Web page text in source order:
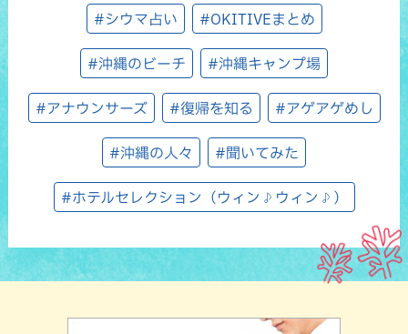
#シウマ占い #OKITIVEまとめ
#沖縄のビーチ #沖縄キャンプ場
#アナウンサーズ #復帰を知る #アゲアゲめし
#沖縄の人々 #聞いてみた
#ホテルセレクション（ウィン♪ウィン♪）